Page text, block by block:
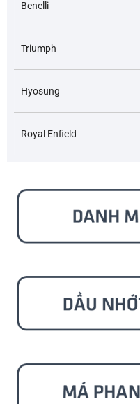
Benelli
Triumph
Hyosung
Royal Enfield